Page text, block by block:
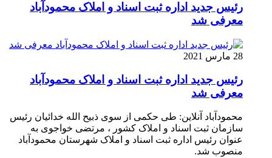
رئیس جدید اداره ثبت اسناد و املاک محمودآباد
معرفی شد
28 مارس 2021
رئیس جدید اداره ثبت اسناد و املاک محمودآباد
معرفی شد
محمودآباد آنلاین: طی حکمی از سوی ذبیح الله خدائیان رئیس
سازمان ثبت اسناد و املاک کشور ، مرتضی خواجوی به
عنوان رئیس اداره ثبت اسناد و املاک شهرستان محمودآباد
منصوب شد.